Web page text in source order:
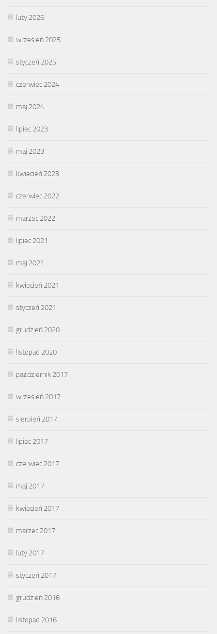
luty 2026
wrzesień 2025
styczeń 2025
czerwiec 2024
maj 2024
lipiec 2023
maj 2023
kwiecień 2023
czerwiec 2022
marzec 2022
lipiec 2021
maj 2021
kwiecień 2021
styczeń 2021
grudzień 2020
listopad 2020
październik 2017
wrzesień 2017
sierpień 2017
lipiec 2017
czerwiec 2017
maj 2017
kwiecień 2017
marzec 2017
luty 2017
styczeń 2017
grudzień 2016
listopad 2016